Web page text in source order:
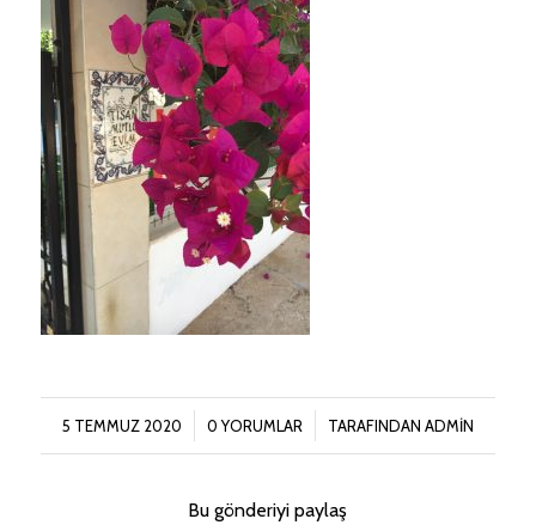
5 TEMMUZ 2020
/ 0 YORUMLAR
/ TARAFINDAN ADMIN
Bu gönderiyi paylaş